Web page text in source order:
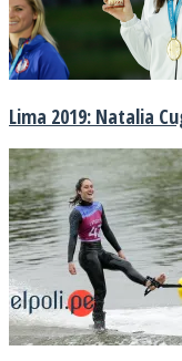
Lima 2019: Natalia